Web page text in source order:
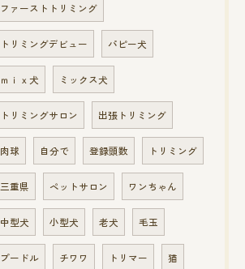
ファーストトリミング
トリミングデビュー パピー犬
ｍｉｘ犬 ミックス犬
トリミングサロン 出張トリミング
肉球 自分で 登録頭数 トリミング
三重県 ペットサロン ワンちゃん
中型犬 小型犬 老犬 毛玉
プードル チワワ トリマー 猫